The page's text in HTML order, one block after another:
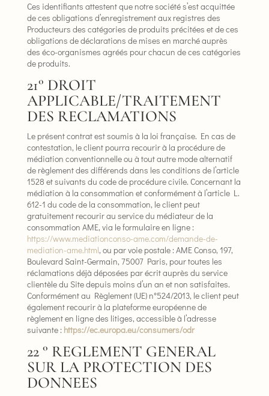
Ces identifiants attestent que notre société s’est acquittée
de ces obligations d’enregistrement aux registres des
Producteurs des catégories de produits précitées et de ces
obligations de déclarations de mises en marché auprès
des éco-organismes agréés pour chacun de ces catégories
de produits.
21° DROIT
APPLICABLE/TRAITEMENT
DES RECLAMATIONS
Le présent contrat est soumis à la loi française. En cas de
contestation, le client pourra recourir à la procédure de
médiation conventionnelle ou à tout autre mode alternatif
de règlement des différends dans les conditions de l’article
1528 et suivants du code de procédure civile. Concernant la
médiation à la consommation et conformément à l’article L.
612-1 du code de la consommation, le client peut
gratuitement recourir au service du médiateur de la
consommation AME, via le formulaire en ligne :
https://www.mediationconso-ame.com/demande-de-
mediation-ame.html, ou par voie postale : AME Conso, 197,
Boulevard Saint-Germain, 75007 Paris, pour toutes les
réclamations déjà déposées par écrit auprès du service
clientèle du Site depuis moins d’un an et non satisfaites.
Conformément au Règlement (UE) n°524/2013, le client peut
également recourir à la plateforme européenne de
règlement en ligne des litiges, accessible à l’adresse
suivante : https://ec.europa.eu/consumers/odr
22 ° REGLEMENT GENERAL
SUR LA PROTECTION DES
DONNEES